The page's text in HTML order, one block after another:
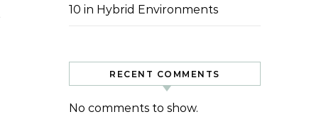
10 in Hybrid Environments
RECENT COMMENTS
No comments to show.